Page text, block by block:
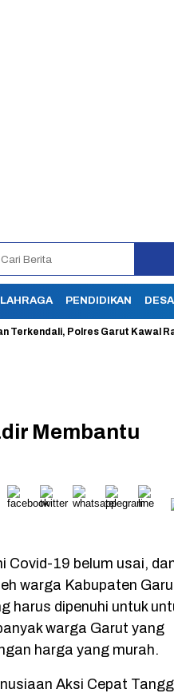
PENDIDIKAN DESA
Polres Garut Kawal Ratusan
Membantu
Covid-19 belum usai,
warga Kabupaten
harus dipenuhi untuk
warga Garut yang
harga yang murah.
Aksi Cepat